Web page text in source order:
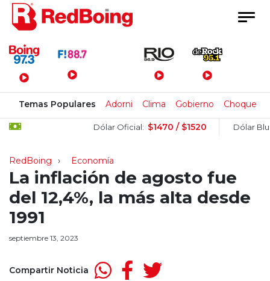
Menú Principal
Temas Populares Adorni Clima Gobierno Choque
Dólar Oficial: $1470 / $1520 Dólar Blue:
RedBoing Economía
La inflación de agosto fue
del 12,4%, la más alta desde
1991
septiembre 13, 2023
Compartir Noticia